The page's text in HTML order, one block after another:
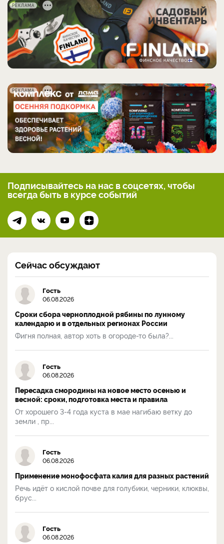
РЕКЛАМА
РЕКЛАМА
Подписывайтесь на нас в соцсетях, чтобы
всегдабыть в курсе событий
Сейчас обсуждают
Гость
06.08.2026
Сроки сбора черноплодной рябины по лунному
календарю и в отдельных регионах России
Фигня полная, автор хоть в огороде-то была?...
Гость
06.08.2026
Пересадка смородины на новое место осенью и
весной: сроки, подготовка места и правила
От хорошего 3-4 года куста в мае нагибаю ветку до
земли , пр...
Гость
06.08.2026
Применение монофосфата калия для разных растений
Речь идёт о кислой почве для голубики, черники, клюквы,
брус...
Гость
06.08.2026